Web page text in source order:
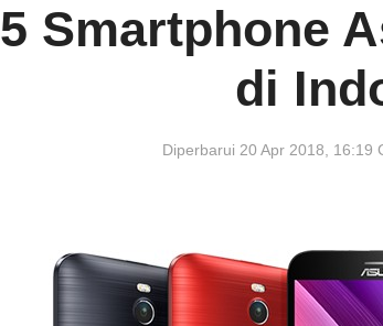
5 Smartphone
di
Diperbarui 20 Apr 2018, 16:19